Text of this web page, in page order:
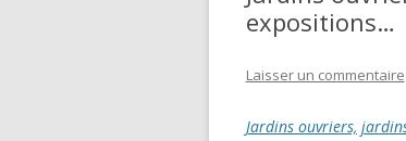
expositions…
Laisser un commentaire
Jardins ouvriers,